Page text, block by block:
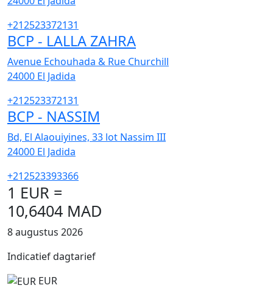
+212523372131
BCP - LALLA ZAHRA
Avenue Echouhada & Rue Churchill
24000 El Jadida
+212523372131
BCP - NASSIM
Bd, El Alaouiyines, 33 lot Nassim III
24000 El Jadida
+212523393366
1 EUR =
10,6404 MAD
8 augustus 2026
Indicatief dagtarief
EUR